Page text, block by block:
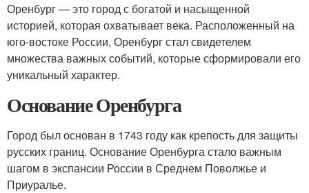
Оренбург — это город с богатой и насыщенной
историей, которая охватывает века. Расположенный на
юго-востоке России, Оренбург стал свидетелем
множества важных событий, которые сформировали его
уникальный характер.
Основание Оренбурга
Город был основан в 1743 году как крепость для защиты
русских границ. Основание Оренбурга стало важным
шагом в экспансии России в Среднем Поволжье и
Приуралье.